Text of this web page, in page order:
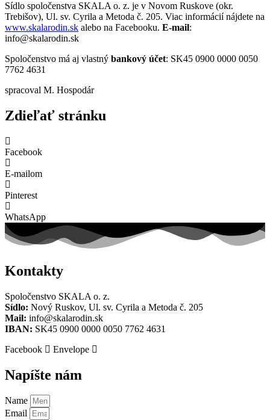
Sídlo spoločenstva SKALA o. z. je v Novom Ruskove (okr.
Trebišov), Ul. sv. Cyrila a Metoda č. 205. Viac informácií nájdete na
www.skalarodin.sk alebo na Facebooku. E-mail:
info@skalarodin.sk
Spoločenstvo má aj vlastný bankový účet: SK45 0900 0000 0050
7762 4631
spracoval M. Hospodár
Zdieľať stránku
Facebook
E-mailom
Pinterest
WhatsApp
Kontakty
Spoločenstvo SKALA o. z.
Sídlo: Nový Ruskov, Ul. sv. Cyrila a Metoda č. 205
Mail: info@skalarodin.sk
IBAN: SK45 0900 0000 0050 7762 4631
Facebook
Envelope
Napíšte nám
Name
Email